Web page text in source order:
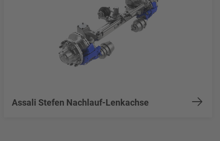
Assali Stefen Nachlauf-Lenkachse